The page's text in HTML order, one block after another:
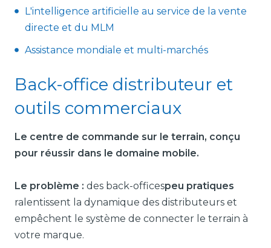
L'intelligence artificielle au service de la vente
directe et du MLM
Assistance mondiale et multi-marchés
Back-office distributeur et
outils commerciaux
Le centre de commande sur le terrain, conçu
pour réussir dans le domaine mobile.
Le problème : des back-officespeu pratiques
ralentissent la dynamique des distributeurs et
empêchent le système de connecter le terrain à
votre marque.